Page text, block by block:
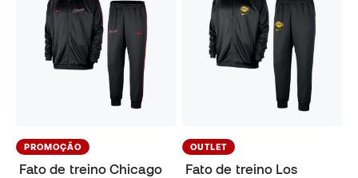
PROMOÇÃO
Fato de treino Chicago
OUTLET
Fato de treino Los